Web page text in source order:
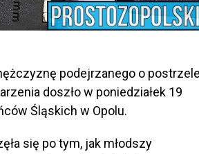
podejrzanego o
doszło w poniedziałek 19
Śląskich w Opolu.
się po tym, jak młodszy